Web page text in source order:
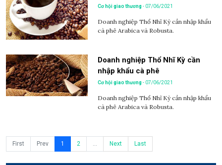
Cơ hội giao thương- 07/06/2021
Doanh nghiệp Thổ Nhĩ Kỳ cần nhập khẩu
cà phê Arabica và Robusta.
Doanh nghiệp Thổ Nhĩ Kỳ cần
nhập khẩu cà phê
Cơ hội giao thương- 07/06/2021
Doanh nghiệp Thổ Nhĩ Kỳ cần nhập khẩu
cà phê Arabica và Robusta.
First Prev 1 2 ... Next Last